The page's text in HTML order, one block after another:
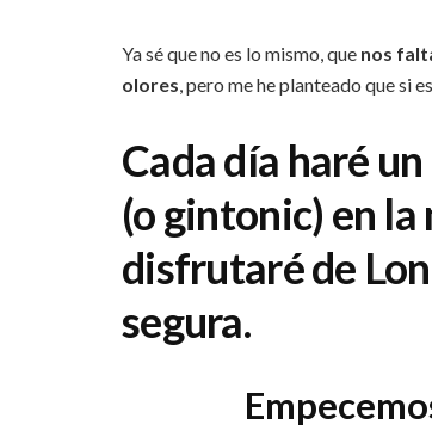
Ya sé que no es lo mismo, que nos
olores , pero me he planteado que si
Cada día haré
(o gintonic) en
disfrutaré de
segura.